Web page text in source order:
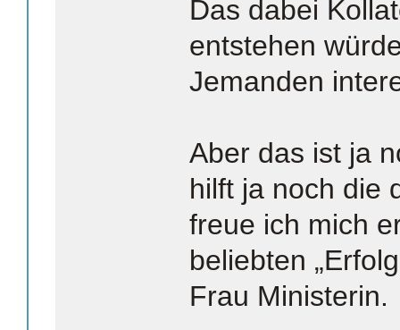
Das dabei
entstehen
Jemanden
Aber das ist ja
hilft ja noch die
freue ich mich
beliebten
Frau Ministerin.